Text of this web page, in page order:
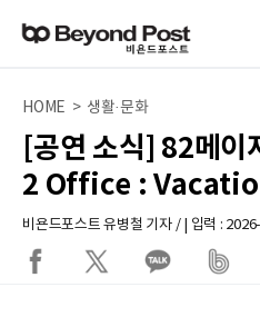
HOME > 생활·문화
[공연 소식] 82메이
2 Office :
비욘드포스트 유병철 기자 / | 입력 :